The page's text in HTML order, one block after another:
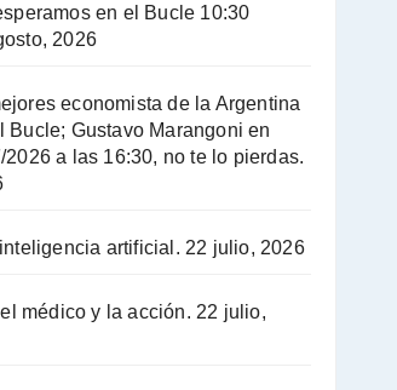
en el Bucle 10:30
2026
economista de la Argentina
Bucle; Gustavo Marangoni en
a las 16:30, no te lo pierdas.
artificial. 22 julio, 2026
médico y la acción. 22 julio,